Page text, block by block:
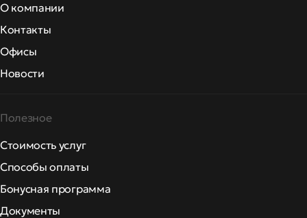
О компании
Контакты
Офисы
Новости
Полезное
Стоимость услуг
Способы оплаты
Бонусная программа
Документы